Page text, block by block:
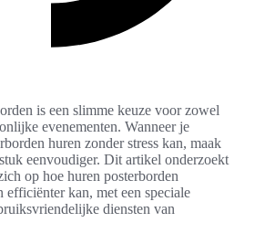
is een slimme keuze voor zowel
evenementen. Wanneer je
huren zonder stress kan, maak
eenvoudiger. Dit artikel onderzoekt
op hoe huren posterborden
efficiënter kan, met een speciale
diensten van